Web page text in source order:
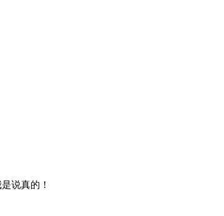
说真的！